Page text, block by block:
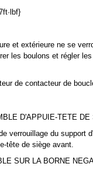
et extérieure ne se
les boulons et régler
de contacteur de
D'APPUIE-TETE DE
verrouillage du support
tête de siège avant.
SUR LA BORNE